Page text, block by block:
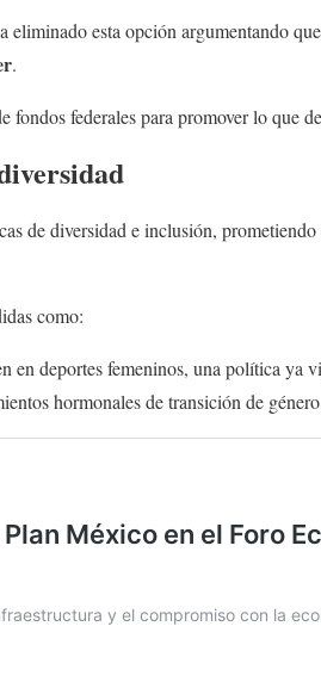
eliminado esta opción argumentando
.
fondos federales para promover lo que
de diversidad e inclusión,
como:
en deportes femeninos, una política ya
hormonales de transición de